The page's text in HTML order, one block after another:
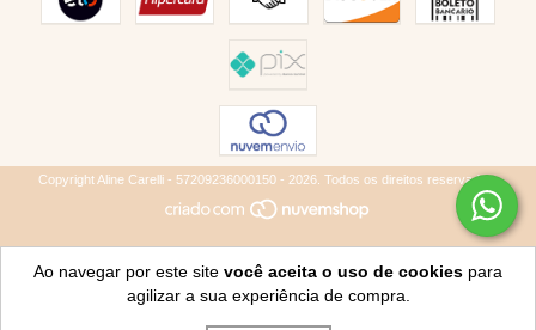
Ao navegar por este site você aceita o uso de cookies para
agilizar a sua experiência de compra.
Copyright Aline Carelli - 57209236000150 - 2026. Todos os direitos reservados.